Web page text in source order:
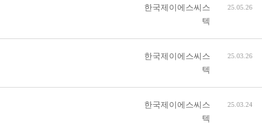
한국제이에스씨스
텍
25.05.26
한국제이에스씨스
텍
25.03.26
한국제이에스씨스
텍
25.03.24